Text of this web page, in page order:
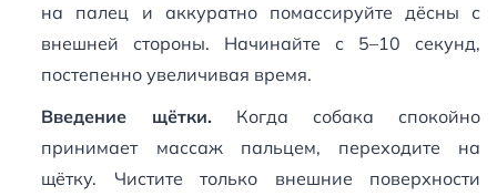
на палец и аккуратно помассируйте дёсны с
внешней стороны. Начинайте с 5–10 секунд,
постепенно увеличивая время.
Введение щётки. Когда собака спокойно
принимает массаж пальцем, переходите на
щётку. Чистите только внешние поверхности